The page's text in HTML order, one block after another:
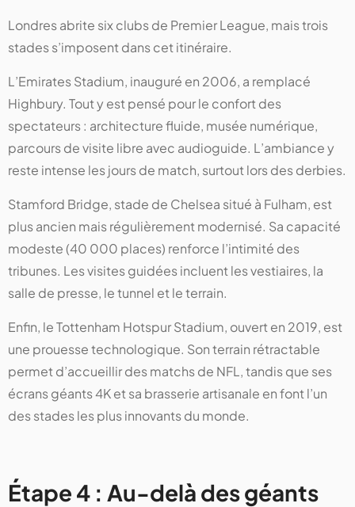
Londres abrite six clubs de Premier League, mais trois
stades s’imposent dans cet itinéraire.
L’Emirates Stadium, inauguré en 2006, a remplacé
Highbury. Tout y est pensé pour le confort des
spectateurs : architecture fluide, musée numérique,
parcours de visite libre avec audioguide. L’ambiance y
reste intense les jours de match, surtout lors des derbies.
Stamford Bridge, stade de Chelsea situé à Fulham, est
plus ancien mais régulièrement modernisé. Sa capacité
modeste (40 000 places) renforce l’intimité des
tribunes. Les visites guidées incluent les vestiaires, la
salle de presse, le tunnel et le terrain.
Enfin, le Tottenham Hotspur Stadium, ouvert en 2019, est
une prouesse technologique. Son terrain rétractable
permet d’accueillir des matchs de NFL, tandis que ses
écrans géants 4K et sa brasserie artisanale en font l’un
des stades les plus innovants du monde.
Étape 4 : Au-delà des géants